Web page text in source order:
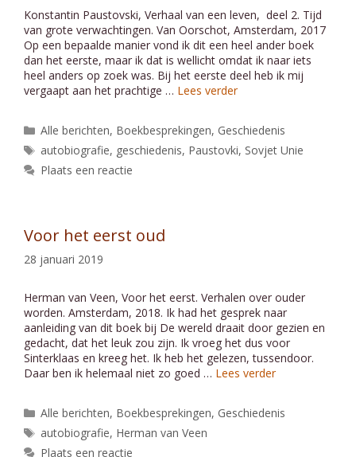
Konstantin Paustovski, Verhaal van een leven, deel 2. Tijd
van grote verwachtingen. Van Oorschot, Amsterdam, 2017
Op een bepaalde manier vond ik dit een heel ander boek
dan het eerste, maar ik dat is wellicht omdat ik naar iets
heel anders op zoek was. Bij het eerste deel heb ik mij
vergaapt aan het prachtige … Lees verder
Categorieën
Alle berichten, Boekbesprekingen, Geschiedenis
Tags
autobiografie, geschiedenis, Paustovki, Sovjet Unie
Plaats een reactie
Voor het eerst oud
28 januari 2019
Herman van Veen, Voor het eerst. Verhalen over ouder
worden. Amsterdam, 2018. Ik had het gesprek naar
aanleiding van dit boek bij De wereld draait door gezien en
gedacht, dat het leuk zou zijn. Ik vroeg het dus voor
Sinterklaas en kreeg het. Ik heb het gelezen, tussendoor.
Daar ben ik helemaal niet zo goed … Lees verder
Categorieën
Alle berichten, Boekbesprekingen, Geschiedenis
Tags
autobiografie, Herman van Veen
Plaats een reactie